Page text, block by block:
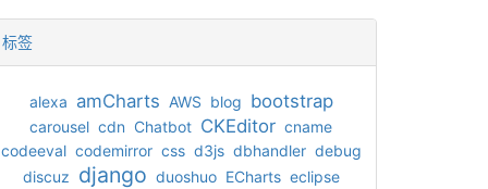
标签
alexa amCharts AWS blog bootstrap
carousel cdn Chatbot CKEditor cname
codeeval codemirror css d3js dbhandler debug
discuz django duoshuo ECharts eclipse